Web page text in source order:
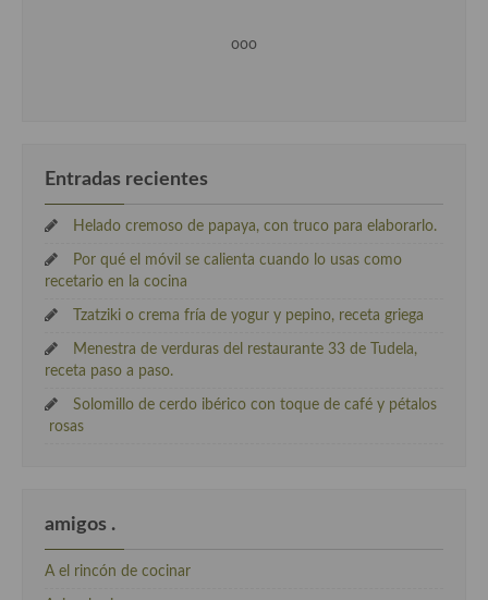
ooo
Entradas recientes
Helado cremoso de papaya, con truco para elaborarlo.
Por qué el móvil se calienta cuando lo usas como
recetario en la cocina
Tzatziki o crema fría de yogur y pepino, receta griega
Menestra de verduras del restaurante 33 de Tudela,
receta paso a paso.
Solomillo de cerdo ibérico con toque de café y pétalos
rosas
amigos .
A el rincón de cocinar